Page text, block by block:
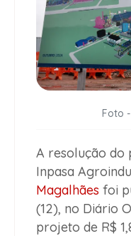
Foto
A resolução do
Inpasa
Magalhães foi
(12), no Diário
projeto de R$